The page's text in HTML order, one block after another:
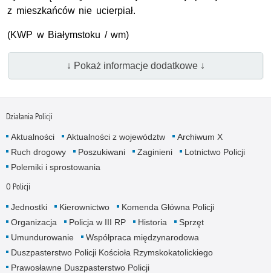
z mieszkańców nie ucierpiał.
(KWP w Białymstoku / wm)
↓ Pokaż informacje dodatkowe ↓
Działania Policji
Aktualności Aktualności z województw
Archiwum X
Ruch drogowy
Poszukiwani Zaginieni
Lotnictwo Policji
Polemiki i sprostowania
O Policji
Jednostki Kierownictwo
Komenda Główna Policji
Organizacja
Policja w III RP Historia
Sprzęt
Umundurowanie
Współpraca międzynarodowa
Duszpasterstwo Policji Kościoła Rzymskokatolickiego
Prawosławne Duszpasterstwo Policji